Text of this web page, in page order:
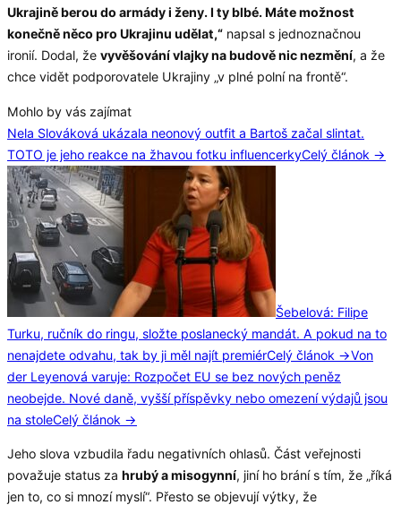
Ukrajině berou do armády i ženy. I ty blbé. Máte možnost
konečně něco pro Ukrajinu udělat,“ napsal s jednoznačnou
ironií. Dodal, že vyvěšování vlajky na budově nic nezmění, a že
chce vidět podporovatele Ukrajiny „v plné polní na frontě“.
Mohlo by vás zajímat
Nela Slováková ukázala neonový outfit a Bartoš začal slintat.
TOTO je jeho reakce na žhavou fotku influencerkyCelý článok →
Šebelová: Filipe
Turku, ručník do ringu, složte poslanecký mandát. A pokud na to
nenajdete odvahu, tak by ji měl najít premiérCelý článok →Von
der Leyenová varuje: Rozpočet EU se bez nových peněz
neobejde. Nové daně, vyšší příspěvky nebo omezení výdajů jsou
na stoleCelý článok →
Jeho slova vzbudila řadu negativních ohlasů. Část veřejnosti
považuje status za hrubý a misogynní, jiní ho brání s tím, že „říká
jen to, co si mnozí myslí“. Přesto se objevují výtky, že